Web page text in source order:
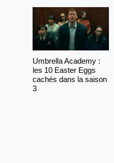
Umbrella Academy :
les 10 Easter Eggs
cachés dans la saison
3